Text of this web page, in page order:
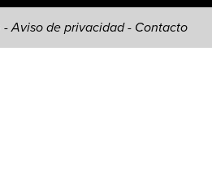
-Aviso de privacidad- Contacto